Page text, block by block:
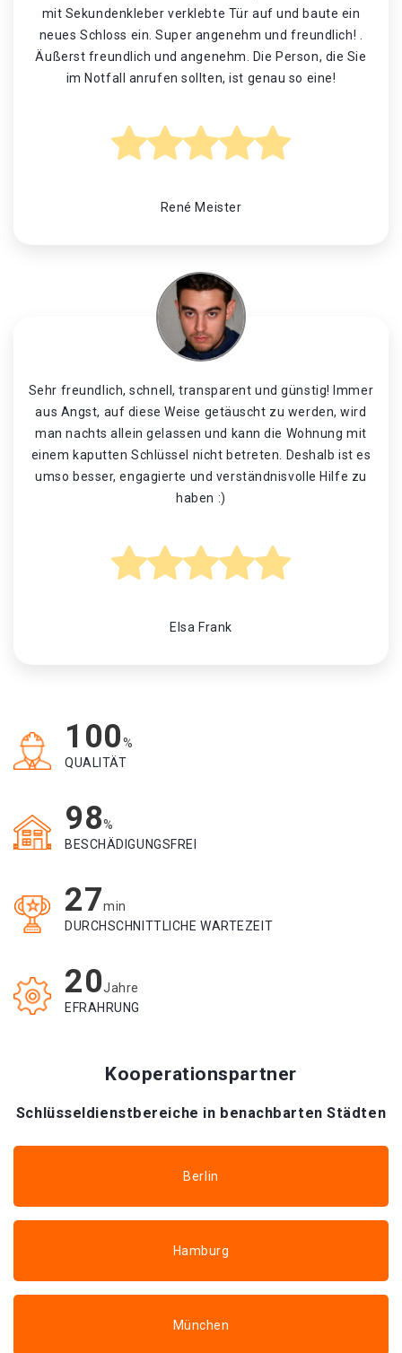
mit Sekundenkleber verklebte Tür auf und baute ein
neues Schloss ein. Super angenehm und freundlich! .
Äußerst freundlich und angenehm. Die Person, die Sie
im Notfall anrufen sollten, ist genau so eine!
René Meister
Sehr freundlich, schnell, transparent und günstig! Immer
aus Angst, auf diese Weise getäuscht zu werden, wird
man nachts allein gelassen und kann die Wohnung mit
einem kaputten Schlüssel nicht betreten. Deshalb ist es
umso besser, engagierte und verständnisvolle Hilfe zu
haben :)
Elsa Frank
100%
QUALITÄT
98%
BESCHÄDIGUNGSFREI
27min
DURCHSCHNITTLICHE WARTEZEIT
20Jahre
EFRAHRUNG
Kooperationspartner
Schlüsseldienstbereiche in benachbarten Städten
Berlin
Hamburg
München